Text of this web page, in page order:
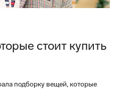
стоит купить
подборку вещей, которые